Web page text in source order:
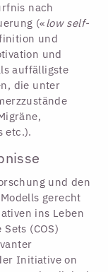
nach
(«low self-
und
und
auffälligste
die unter
etc.).
und den
gerecht
ins Leben
(COS)
Initiative on